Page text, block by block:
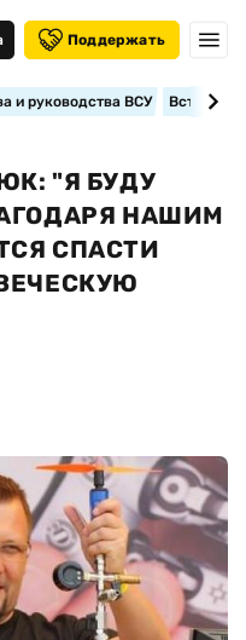
Поддержать
и руководства ВСУ
"Я БУДУ
НАШИМ
СПАСТИ